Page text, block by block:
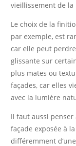
vieillissement de la
Le choix de la
par exemple, est
car elle peut
glissante sur
plus mates ou
façades, car elles
avec la lumière
Il faut aussi penser
façade exposée à
différemment